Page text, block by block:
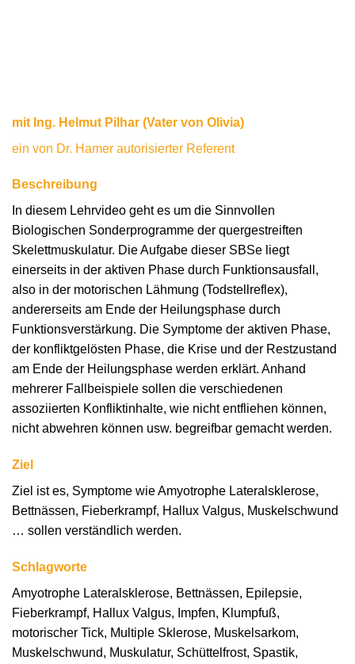
mit Ing. Helmut Pilhar (Vater von Olivia)
ein von Dr. Hamer autorisierter Referent
Beschreibung
In diesem Lehrvideo geht es um die Sinnvollen
Biologischen Sonderprogramme der quergestreiften
Skelettmuskulatur. Die Aufgabe dieser SBSe liegt
einerseits in der aktiven Phase durch Funktionsausfall,
also in der motorischen Lähmung (Todstellreflex),
andererseits am Ende der Heilungsphase durch
Funktionsverstärkung. Die Symptome der aktiven Phase,
der konfliktgelösten Phase, die Krise und der Restzustand
am Ende der Heilungsphase werden erklärt. Anhand
mehrerer Fallbeispiele sollen die verschiedenen
assoziierten Konfliktinhalte, wie nicht entfliehen können,
nicht abwehren können usw. begreifbar gemacht werden.
Ziel
Ziel ist es, Symptome wie Amyotrophe Lateralsklerose,
Bettnässen, Fieberkrampf, Hallux Valgus, Muskelschwund
… sollen verständlich werden.
Schlagworte
Amyotrophe Lateralsklerose, Bettnässen, Epilepsie,
Fieberkrampf, Hallux Valgus, Impfen, Klumpfuß,
motorischer Tick, Multiple Sklerose, Muskelsarkom,
Muskelschwund, Muskulatur, Schüttelfrost, Spastik,